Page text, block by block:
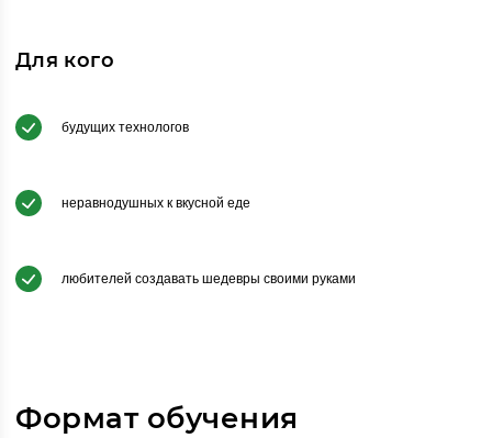
Для кого
будущих технологов
неравнодушных к вкусной еде
любителей создавать шедевры своими руками
Формат обучения